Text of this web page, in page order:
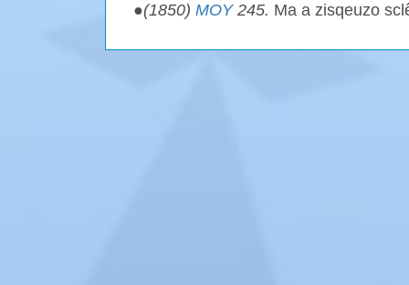
●(1850) MOY245. Ma a zisqeuzo